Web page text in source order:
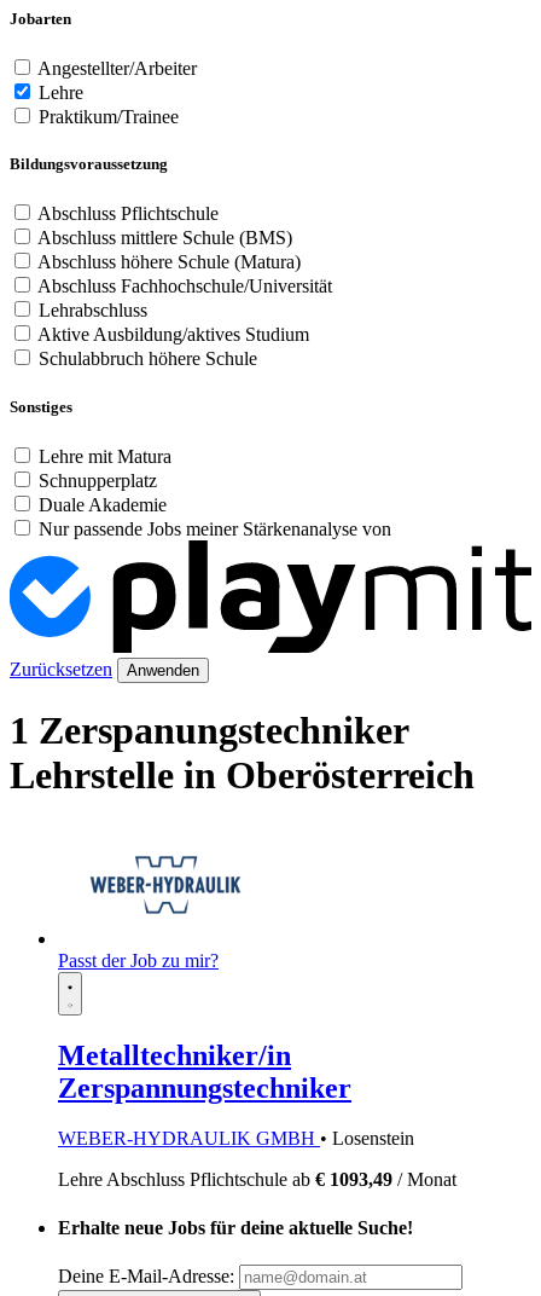
Jobarten
Angestellter/Arbeiter
Lehre
Praktikum/Trainee
Bildungsvoraussetzung
Abschluss Pflichtschule
Abschluss mittlere Schule (BMS)
Abschluss höhere Schule (Matura)
Abschluss Fachhochschule/Universität
Lehrabschluss
Aktive Ausbildung/aktives Studium
Schulabbruch höhere Schule
Sonstiges
Lehre mit Matura
Schnupperplatz
Duale Akademie
Nur passende Jobs meiner Stärkenanalyse von
Zurücksetzen Anwenden
1 Zerspanungstechniker
Lehrstelle in Oberösterreich
Passt der Job zu mir?
Metalltechniker/in
Zerspannungstechniker
WEBER-HYDRAULIK GMBH • Losenstein
LehreAbschluss Pflichtschule ab € 1093,49 / Monat
Erhalte neue Jobs für deine aktuelle Suche!
Deine E-Mail-Adresse: